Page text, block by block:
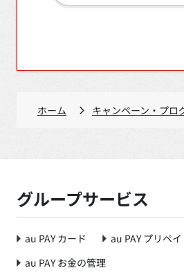
ホーム キャンペーン・プロ
グループサービス
au PAY カード au PAY プリペ
au PAY お金の管理